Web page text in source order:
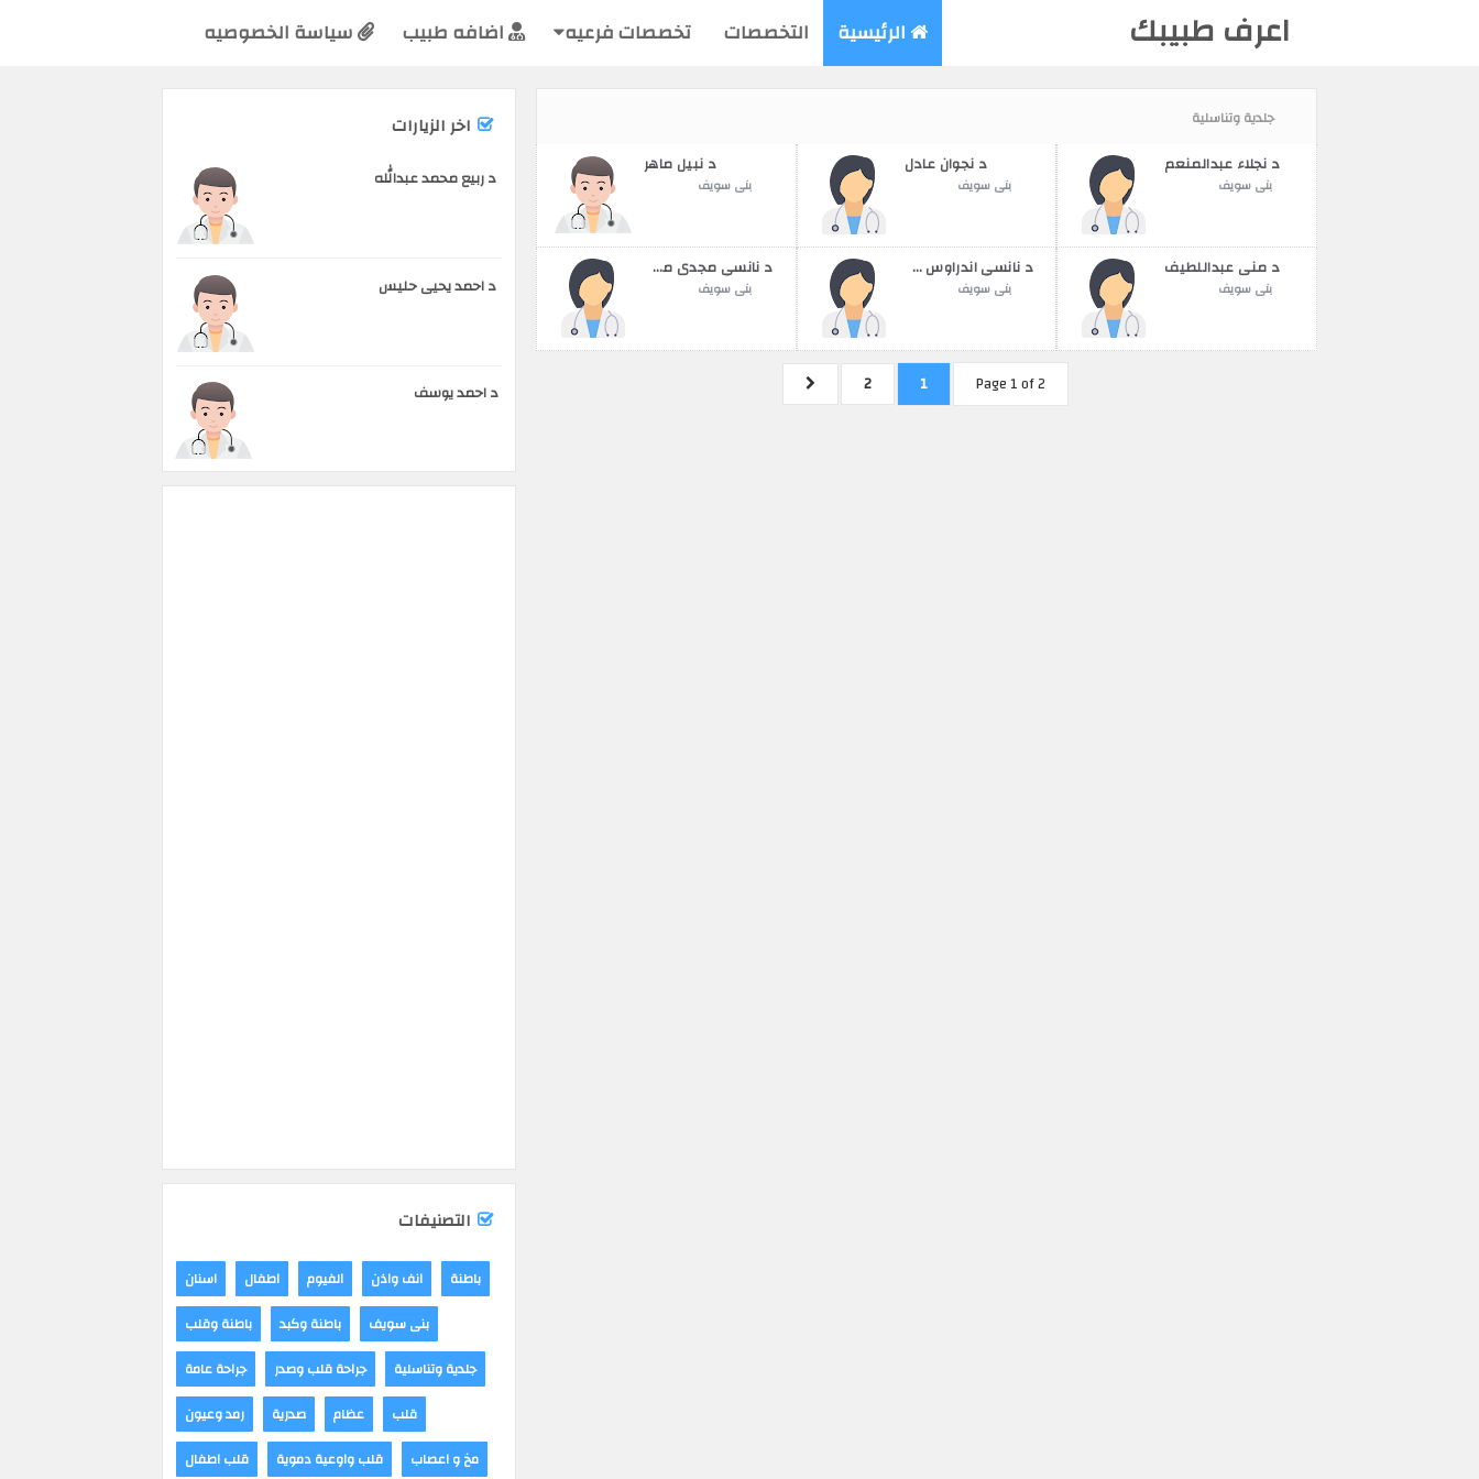
اعرف طبيبك الرئيسية التخصصات تخصصات فرعيه اضافه طبيب سياسة الخصوصيه
جلدية وتناسلية
د نبيل ماهر
بنى سويف
د نجوان عادل
بنى سويف
د نجلاء عبدالمنعم
بنى سويف
د نانسي مجدى ممدوح
بنى سويف
د نانسي اندراوس سمعان
بنى سويف
د منى عبداللطيف
بنى سويف
Page 1 of 2
1
2
اخر الزيارات
د ربيع محمد عبدالله
د احمد يحيى حليس
د احمد يوسف
التصنيفات
اسنان اطفال الفيوم انف واذن
باطنة
باطنة وقلب
باطنة وكبد
بنى سويف
جراحة عامة
جراحة قلب وصدر
جلدية وتناسلية
رمد وعيون
صدرية عظام
قلب
قلب اطفال
قلب واوعية دموية
مخ و اعصاب